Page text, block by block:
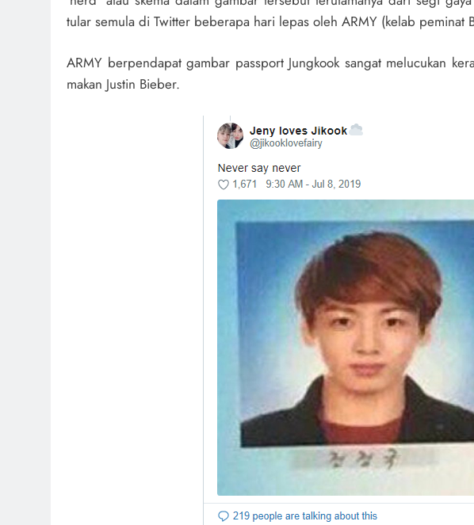
tular semula di Twitter beberapa hari lepas oleh ARMY (kelab peminat
ARMY berpendapat gambar passport Jungkook sangat melucukan
makan Justin Bieber.